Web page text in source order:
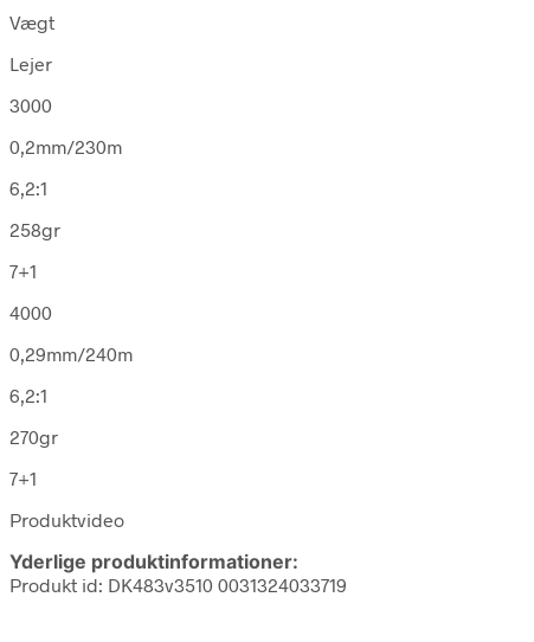
Vægt
Lejer
3000
0,2mm/230m
6,2:1
258gr
7+1
4000
0,29mm/240m
6,2:1
270gr
7+1
Produktvideo
Yderlige produktinformationer:
Produkt id: DK483v3510 0031324033719